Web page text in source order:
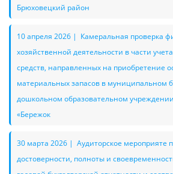
Брюховецкий район
10 апреля 2026 | Камеральная проверка
хозяйственной деятельности в части
средств, направленных на приобретение
материальных запасов в муниципальном
дошкольном образовательном
«Бережок
30 марта 2026 | Аудиторское мероприяте
достоверности, полноты и